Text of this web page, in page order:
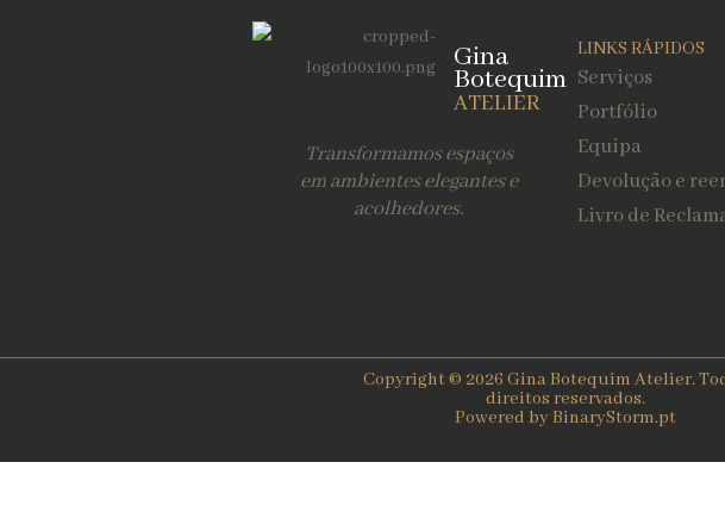
Gina
Botequim
ATELIER
Transformamos espaços
em ambientes elegantes e
acolhedores.
LINKS RÁPIDOS
Serviços
Portfólio
Equipa
Devolução e
Livro de
Copyright © 2026 Gina Botequim Atelier.
direitos reservados.
Powered by BinaryStorm.pt